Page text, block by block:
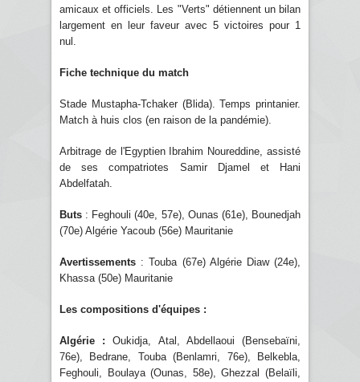
amicaux et officiels. Les "Verts" détiennent un bilan
largement en leur faveur avec 5 victoires pour 1
nul.
Fiche technique du match
Stade Mustapha-Tchaker (Blida). Temps printanier.
Match à huis clos (en raison de la pandémie).
Arbitrage de l'Egyptien Ibrahim Noureddine, assisté
de ses compatriotes Samir Djamel et Hani
Abdelfatah.
Buts : Feghouli (40e, 57e), Ounas (61e), Bounedjah
(70e) Algérie Yacoub (56e) Mauritanie
Avertissements : Touba (67e) Algérie Diaw (24e),
Khassa (50e) Mauritanie
Les compositions d'équipes :
Algérie : Oukidja, Atal, Abdellaoui (Bensebaïni,
76e), Bedrane, Touba (Benlamri, 76e), Belkebla,
Feghouli, Boulaya (Ounas, 58e), Ghezzal (Belaïli,